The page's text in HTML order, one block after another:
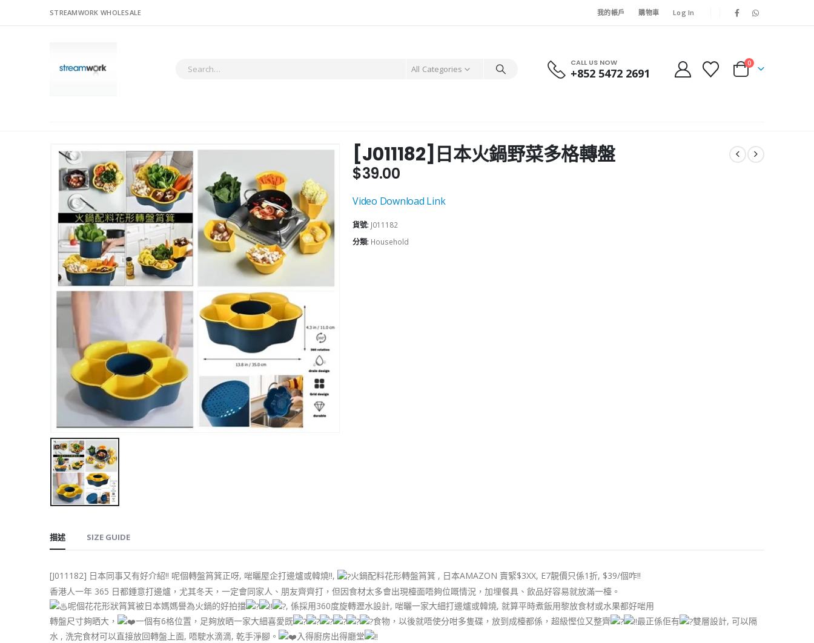
STREAMWORK WHOLESALE 我的帳戶 購物車 Log In
All Categories
CALL US NOW
+852 5472 2691
0
[J011182]日本火鍋野菜多格轉盤
$39.00
Video Download Link
貨號: J011182
分類: Household
描述 SIZE GUIDE
[J011182] 日本同事又有好介紹!! 呢個轉盤筲箕正呀, 啱曬屋企打邊爐或韓燒!!,
火鍋配料花形轉盤筲箕 , 日本AMAZON 賣緊$3XX, E7靚價只係1折, $39/個咋!!
香港人一年 365 日都鍾意打邊爐，尤其冬天，一定會同家人、朋友齊齊打，但因食材太多會出現檯面唔夠位嘅情況，加埋餐具、飲品好容易就放滿一檯。
呢個️花花形狀筲箕被日本媽媽譽為火鍋的好拍擋
, 係採用360度旋轉瀝水設計, 啱曬一家大細打邊爐或韓燒, 就算平時煮飯用黎放食材或水果都好啱用
轉盤尺寸夠晒大，
一個有6格位置，足夠放晒一家大細喜愛既 食物，以後就唔使分咁多隻碟，放到成檯都係，超級慳位又整齊 最正係佢有
雙層設計, 可以隔
水 , 洗完食材可以直接放回轉盤上面, 唔駛水滴滴, 乾手淨腳。
入得廚房出得廳堂